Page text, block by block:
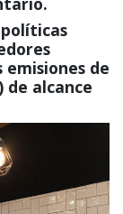
de
de alcance